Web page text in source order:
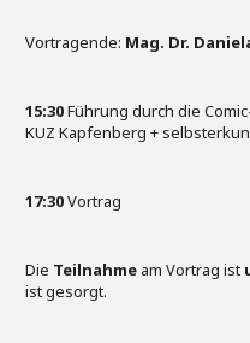
Vortragende: Mag. Dr.
15:30Führung durch die
KUZ Kapfenberg +
17:30Vortrag
Die Teilnahme am Vortrag ist
ist gesorgt.